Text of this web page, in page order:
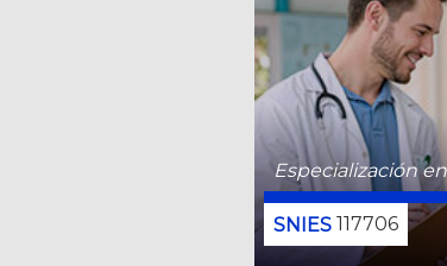
Especialización
117706